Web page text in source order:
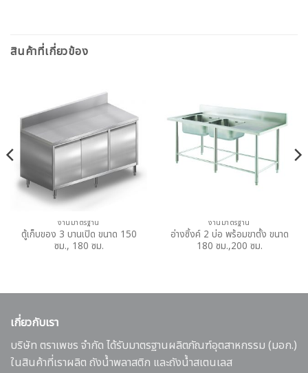
สินค้าที่เกี่ยวข้อง
งานมาตรฐาน
ตู้เก็บของ 3 บานเปิด ขนาด 150
ซม., 180 ซม.
งานมาตรฐาน
อ่างซิ้งค์ 2 บ่อ พร้อมขาตั้ง ขนาด
180 ซม.,200 ซม.
เกี่ยวกับเรา
บริษัท ตราเพชร จำกัด ได้รับมาตรฐานผลิตภัณฑ์อุตสาหกรรม (มอก.)
ในสินค้าที่เราผลิต ถังน้ำพลาสติก และถังน้ำสเตนเลส